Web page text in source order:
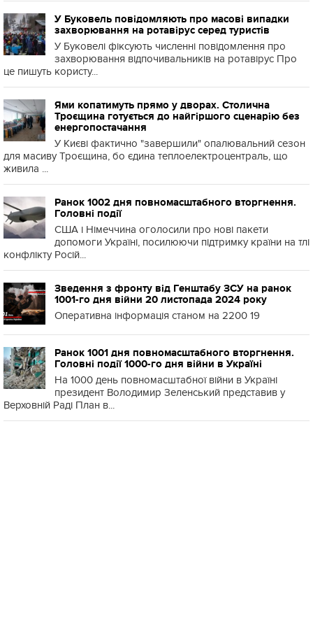
У Буковель повідомляють про масові випадки
захворювання на ротавірус серед туристів
У Буковелі фіксують численні повідомлення про
захворювання відпочивальників на ротавірус Про
це пишуть користу...
Ями копатимуть прямо у дворах. Столична
Троєщина готується до найгіршого сценарію без
енергопостачання
У Києві фактично "завершили" опалювальний сезон
для масиву Троєщина, бо єдина теплоелектроцентраль, що
живила ...
Ранок 1002 дня повномасштабного вторгнення.
Головні події
США і Німеччина оголосили про нові пакети
допомоги Україні, посилюючи підтримку країни на тлі
конфлікту Росій...
Зведення з фронту від Генштабу ЗСУ на ранок
1001-го дня війни 20 листопада 2024 року
Оперативна інформація станом на 2200 19
Ранок 1001 дня повномасштабного вторгнення.
Головні події 1000-го дня війни в Україні
На 1000 день повномасштабної війни в Україні
президент Володимир Зеленський представив у
Верховній Раді План в...